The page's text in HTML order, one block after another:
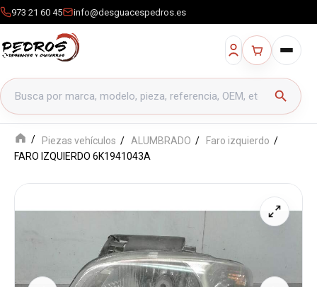
973 21 60 45 info@desguacespedros.es
Buscar productos
search
Piezas vehículos ALUMBRADO
Faro izquierdo
FARO IZQUIERDO 6K1941043A